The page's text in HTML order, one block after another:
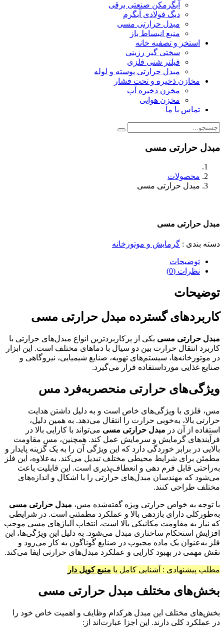
آبگرمکن صنعتی برقی
دیگ فولادی آبگرم
مبدل حرارتی مسی
منبع انبساط باز
استخر و تصفیه خانه
سختی گیر رزینی
فیلتر شنی فلزی
مبدل حرارتی پوسته و لوله
مخازن ذخیره و تحت فشار
مخزن ذخیره آب
مخزن هوایی
تماس با ما
مبدل حرارتی مسی
محصولات
مبدل حرارتی مسی
مبدل حرارتی مسی
دسته بندی : گرمایش و موتورخانه
توضیحات
نظرات (0)
توضیحات
کاربردهای گسترده مبدل حرارتی مسی
مبدل حرارتی مسی یکی از پرکاربردترین انواع مبدل‌های حرارتی با
کاربرد انتقال حرارت بین دو سیال با دماهای مختلف است. این ابزار
در موتورخانه‌ها، سیستم‌های تهویه، صنایع شیمیایی، نیروگاهی و
صنایع غذایی مورداستفاده قرار می‌گیرد.
ویژگی‌های حرارتی منحصربه‌فرد مس
مس، فلزی با ویژگی‌های خاص است و به دلیل داشتن هدایت
حرارتی بالا، به‌خوبی حرارت را انتقال می‌دهد. به همین دلیل،
استفاده از آن در مبدل حرارتی مسی می‌تواند با کارایی بالا در
فرآیندهای گرمایش و سرمایش عمل کند. همچنین، مس مقاومت
بالایی در برابر خوردگی دارد که این ویژگی آن را به یک گزینه پایدار و
مطمئن برای شرایط محیطی مختلف تبدیل می‌کند. به‌علاوه، این فلز
به‌راحتی قابل فرم دهی و انعطاف‌پذیری است. این قابلیت باعث
می‌شود که مهندسان مبدل‌های حرارتی را با اشکال و اندازه‌های
مختلف طراحی کنند.
با توجه به خواص حرارتی ویژه گفته‌شده مس، مبدل حرارتی مسی
به‌طورکلی دارای بازدهی بالا و عملکرد مطمئنی است. در شرایطی
که نیاز به مقاومت مکانیکی بالا است، انتخاب آلیاژهای مسی موجب
افزایش استحکام ساختاری مبدل می‌شود. به دلیل این ویژگی‌ها، این
فلز به‌عنوان یک ماده محبوب در صنایع گوناگون به کار می‌رود و
نقش مهمی در بهبود کارایی و عملکرد مبدل‌های حرارتی ایفا می‌کند.
مطلب پیشنهادی : آشنایی کامل با منبع کویل دار
بخش‌های مختلف مبدل حرارتی مسی
بخش‌های مختلف این مبدل هرکدام وظایف و اهمیت خاص خود را
در عملکرد کلی دارند. این اجزا عبارت‌اند از: